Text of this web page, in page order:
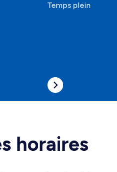
Temps plein
horaires